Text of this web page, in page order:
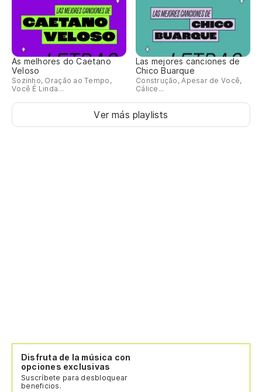
As melhores do Caetano
Veloso
Sozinho, Oração ao Tempo,
Você É Linda...
Las mejores canciones de
Chico Buarque
Construção, Apesar de Você,
Cálice...
Ver más playlists
Disfruta de la música con
opciones exclusivas
Suscríbete para desbloquear
beneficios.